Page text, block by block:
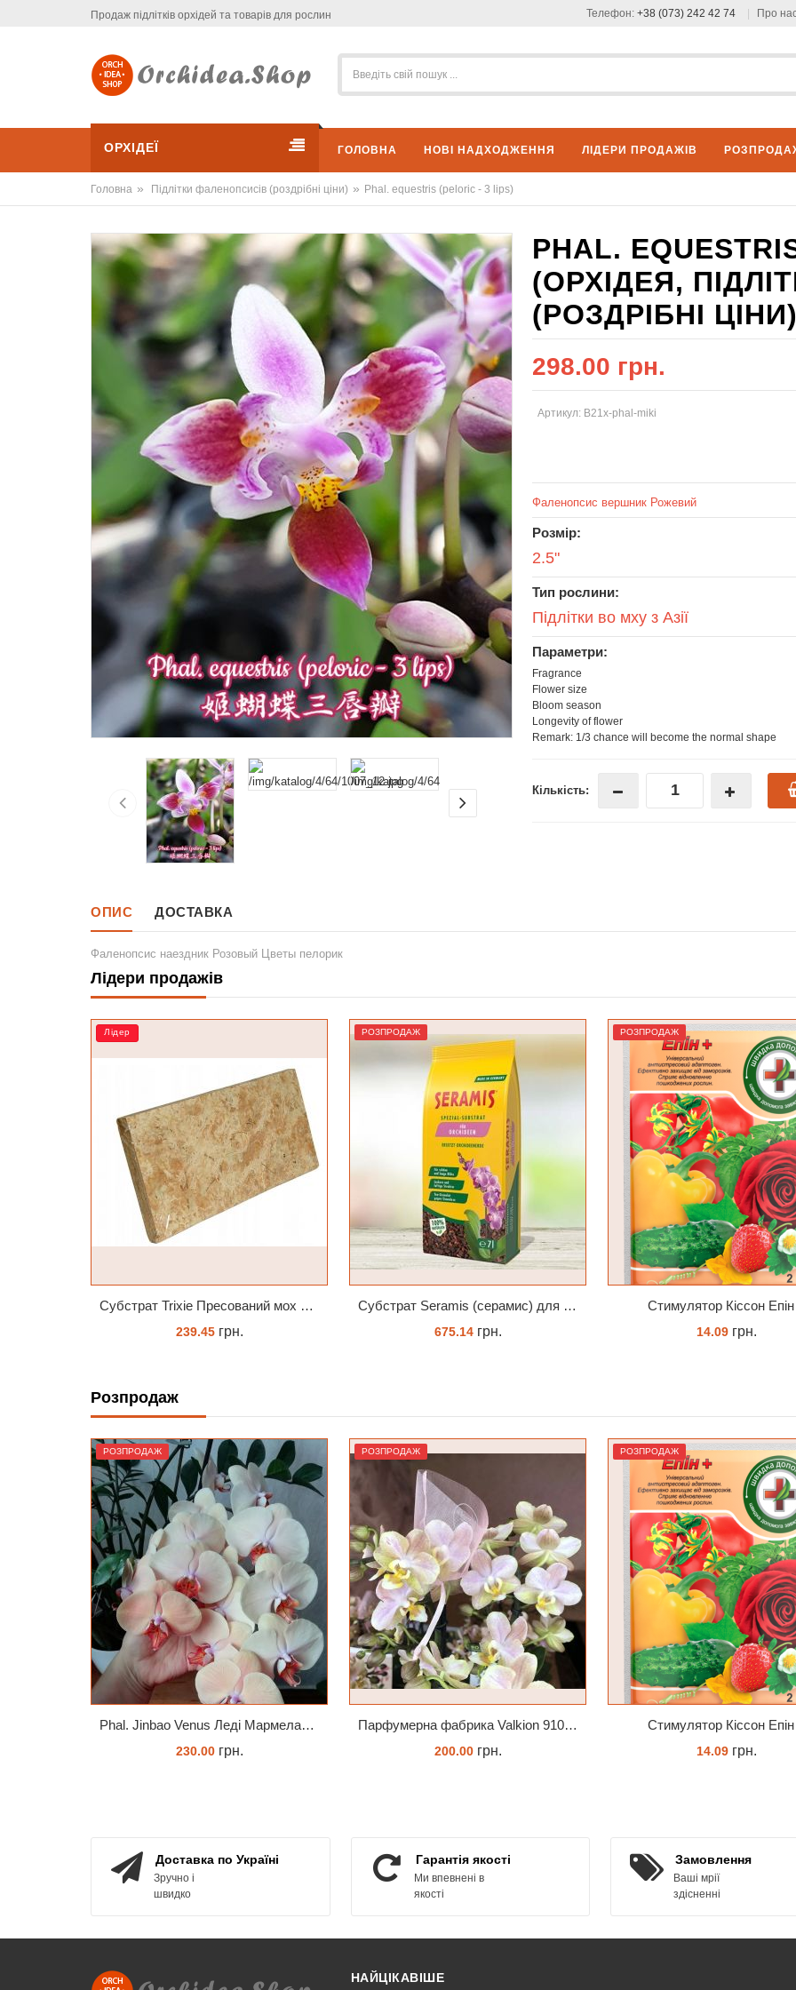
Продаж підлітків орхідей та товарів для рослин Телефон: +38 (073) 242 42 74 Про
ОРХІДЕЇ ГОЛОВНА НОВІ НАДХОДЖЕННЯ ЛІДЕРИ ПРОДАЖІВ
Головна » Підлітки фаленопсисів (роздрібні ціни) » Phal. equestris (peloric - 3 lips)
PHAL.
(ОРХІДЕЯ,
(РОЗДРІБНІ
298.00 грн.
Артикул: В21х-phal-miki
Фаленопсис вершник Рожевий
Розмір:
2.5"
Тип рослини:
Підлітки во мху з Азії
Параметри:
Fragrance
Flower size
Bloom season
Longevity of flower
Remark: 1/3 chance will become the normal shape
Кількість:
ОПИС ДОСТАВКА
Фаленопсис наездник Розовый Цветы пелорик
Лідери продажів
РОЗПРОДАЖ
Субстрат Seramis (серамис) для орхідей 7 л заводське пакування
675.14грн.
РОЗПРОДАЖ
Cтимулятор Кіссон Епін +
14.09грн.
Лідер
262.00 грн.
Розпродаж
РОЗПРОДАЖ
Phal. Jinbao Venus Леді Мармелад 1.7 (торфстакан)
230.00грн.
РОЗПРОДАЖ
Парфумерна фабрика Valkion 9102 1.7 (торфстакан) реанімашка
200.00грн.
РОЗПРОДАЖ
Cтимулятор Кіссон
14.09грн.
Доставка по Україні
Зручно і
швидко
Гарантія якості
Ми впевнені в
якості
Замовлення
Ваші мрії
здісненні
НАЙЦІКАВІШЕ